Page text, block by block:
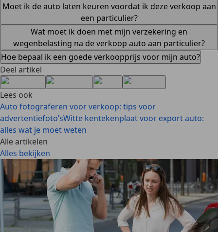
Moet ik de auto laten keuren voordat ik deze verkoop aan
een particulier?
Wat moet ik doen met mijn verzekering en
wegenbelasting na de verkoop auto aan particulier?
Hoe bepaal ik een goede verkoopprijs voor mijn auto?
Deel artikel
Lees ook
Auto fotograferen voor verkoop: tips voor
advertentiefoto’sWitte kentekenplaat voor export auto:
alles wat je moet weten
Alle artikelen
Alles bekijken